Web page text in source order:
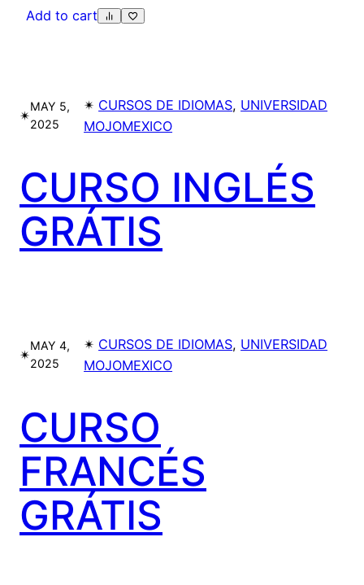
Add to cart
✴︎
MAY 5,
2025
✴︎ CURSOS DE IDIOMAS, UNIVERSIDAD
MOJOMEXICO
CURSO INGLÉS
GRÁTIS
✴︎
MAY 4,
2025
✴︎ CURSOS DE IDIOMAS, UNIVERSIDAD
MOJOMEXICO
CURSO
FRANCÉS
GRÁTIS